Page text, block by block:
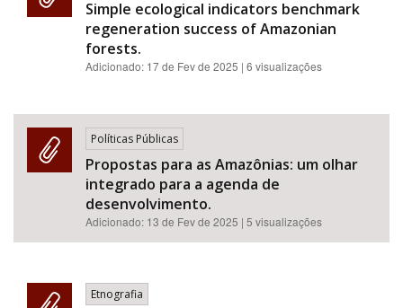
Simple ecological indicators benchmark
regeneration success of Amazonian
forests.
Adicionado: 17 de Fev de 2025 | 6 visualizações
Políticas Públicas
Propostas para as Amazônias: um olhar
integrado para a agenda de
desenvolvimento.
Adicionado: 13 de Fev de 2025 | 5 visualizações
Etnografia